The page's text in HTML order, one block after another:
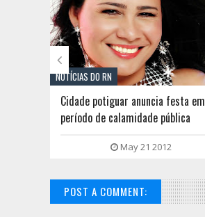
NOTÍCIAS DO RN
Cidade potiguar anuncia festa em
período de calamidade pública
May 21 2012

POST A COMMENT: